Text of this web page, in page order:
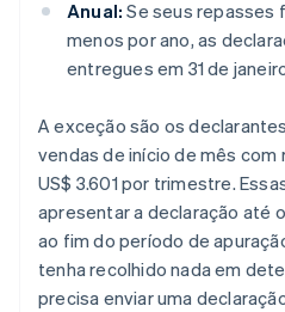
Anual: Se seus repasses
menos por ano, as
entregues em 31 de
A exceção são os
vendas de início de mês
US$ 3.601 por trimestre.
apresentar a declaração até
ao fim do período de
tenha recolhido nada em
precisa enviar uma